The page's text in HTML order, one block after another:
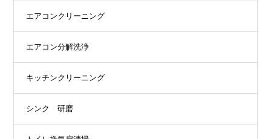
エアコンクリーニング
エアコン分解洗浄
キッチンクリーニング
シンク 研磨